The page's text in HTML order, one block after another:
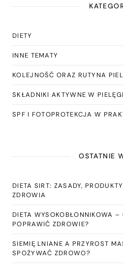
DIETY
INNE TEMATY
KOLEJNOŚĆ ORAZ RUTYNA
SKŁADNIKI AKTYWNE W
SPF I FOTOPROTEKCJA W
OSTATNIE
DIETA SIRT: ZASADY,
ZDROWIA
DIETA WYSOKOBŁONNIKOWA –
POPRAWIĆ ZDROWIE?
SIEMIĘ LNIANE A PRZYROST
SPOŻYWAĆ ZDROWO?